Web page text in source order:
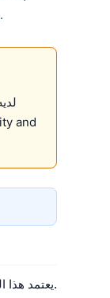
.
حصل Google Meet على درجة ثقة Nerq تبلغ 67.0/100 بدرجة B-. يعتمد هذا التقييم على 2 أبعاد مُقاسة بشكل مستقل.